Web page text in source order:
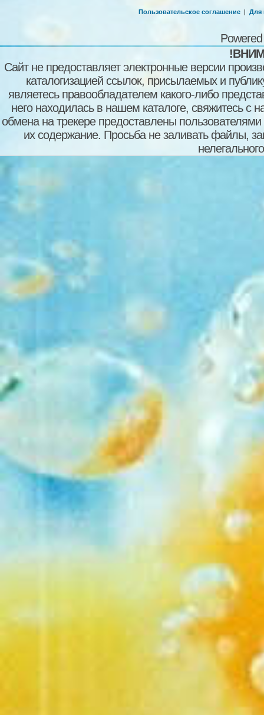
Пользовательское соглашение | Для
Сайт не предоставляет электронные версии
каталогизацией ссылок, присылаемых и
являетесь правообладателем какого-либо
него находилась в нашем каталоге, свяжитесь
обмена на трекере предоставлены пользователями
их содержание. Просьба не заливать файлы,